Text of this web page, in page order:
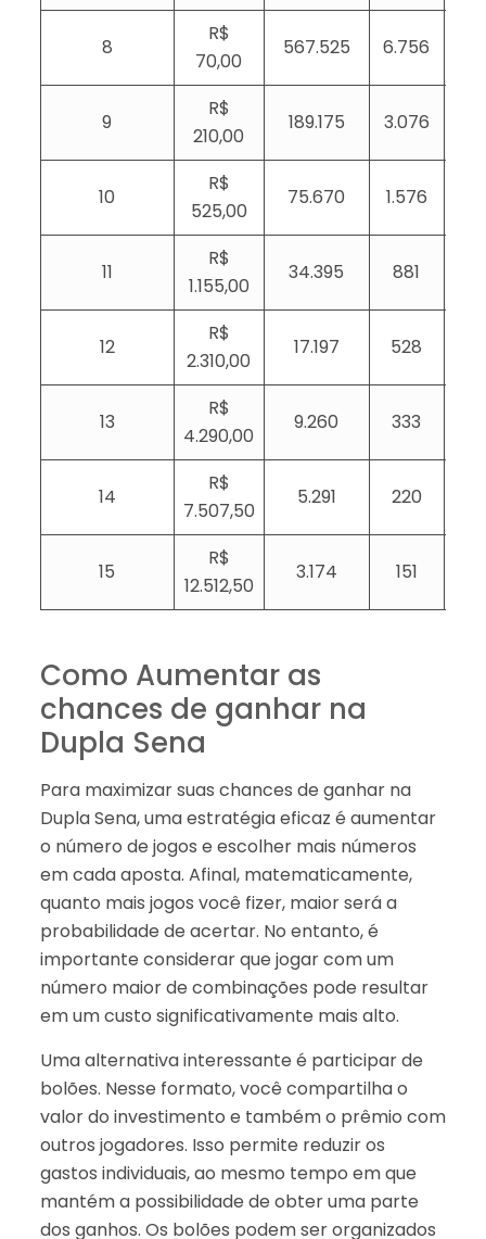
8
R$
70,00
567.525 6.756
9
R$
210,00
189.175 3.076
10
R$
525,00
75.670 1.576
11
R$
1.155,00
34.395 881
12
R$
2.310,00
17.197 528
13
R$
4.290,00
9.260 333
14
R$
7.507,50
5.291 220
15
R$
12.512,50
3.174 151
Como Aumentar as
chances de ganhar na
Dupla Sena
Para maximizar suas chances de ganhar na
Dupla Sena, uma estratégia eficaz é aumentar
o número de jogos e escolher mais números
em cada aposta. Afinal, matematicamente,
quanto mais jogos você fizer, maior será a
probabilidade de acertar. No entanto, é
importante considerar que jogar com um
número maior de combinações pode resultar
em um custo significativamente mais alto.
Uma alternativa interessante é participar de
bolões. Nesse formato, você compartilha o
valor do investimento e também o prêmio com
outros jogadores. Isso permite reduzir os
gastos individuais, ao mesmo tempo em que
mantém a possibilidade de obter uma parte
dos ganhos. Os bolões podem ser organizados